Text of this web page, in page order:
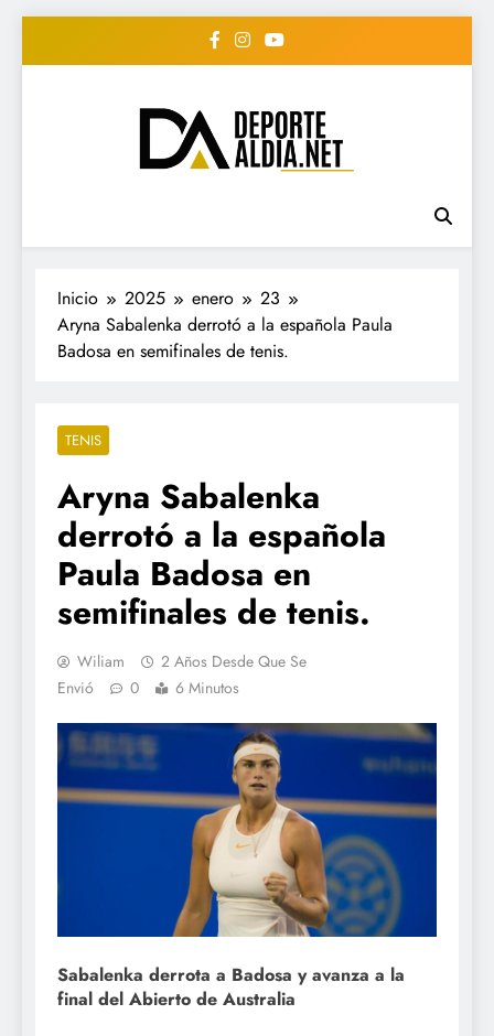
• DEPORTE AL DIA •
"Periodico Deportivo
Digital"
#deportealdiard #deportealdiaperiodico
Inicio 2025 enero
23
Aryna Sabalenka derrotó a la española Paula
Badosa en semifinales de tenis.
TENIS
Aryna Sabalenka
derrotó a la española
Paula Badosa en
semifinales de tenis.
Wiliam
2 Años Desde Que Se
Envió
0 6 Minutos
Sabalenka derrota a Badosa y avanza a la
final del Abierto de Australia